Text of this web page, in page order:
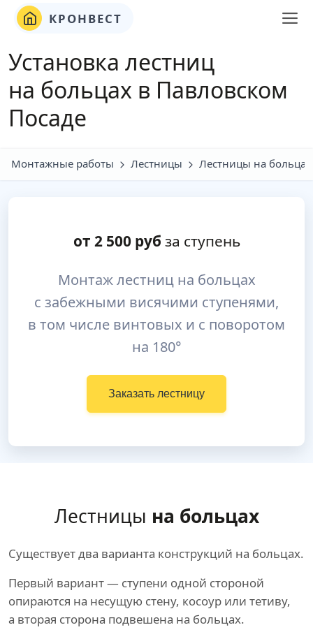
КРОНВЕСТ
Установка лестниц
на больцах в Павловском
Посаде
Монтажные работы Лестницы Лестницы на больцах
от 2 500руб за ступень
Монтаж лестниц на больцах
с забежными висячими ступенями,
в том числе винтовых и с поворотом
на 180°
Заказать лестницу
Лестницы на больцах
Существует два варианта конструкций на больцах.
Первый вариант — ступени одной стороной
опираются на несущую стену, косоур или тетиву,
а вторая сторона подвешена на больцах.